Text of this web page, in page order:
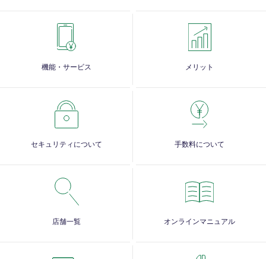
機能・サービス メリット
セキュリティについて 手数料について
店舗一覧 オンラインマニュアル